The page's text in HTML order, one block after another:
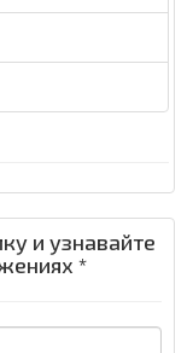
и узнавайте
*